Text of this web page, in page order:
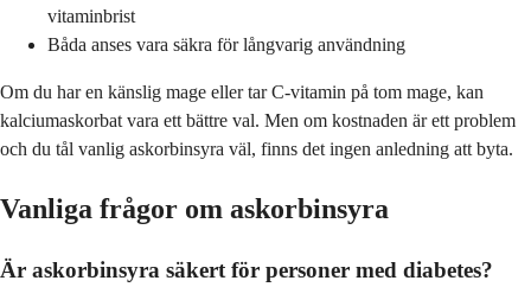
vitaminbrist
Båda anses vara säkra för långvarig användning
Om du har en känslig mage eller tar C-vitamin på tom mage, kan
kalciumaskorbat vara ett bättre val. Men om kostnaden är ett problem
och du tål vanlig askorbinsyra väl, finns det ingen anledning att byta.
Vanliga frågor om askorbinsyra
Är askorbinsyra säkert för personer med diabetes?